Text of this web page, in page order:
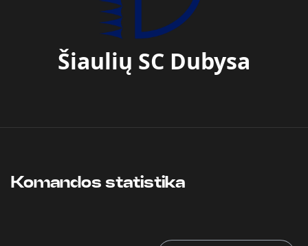
Šiaulių SC Dubysa
Komandos statistika